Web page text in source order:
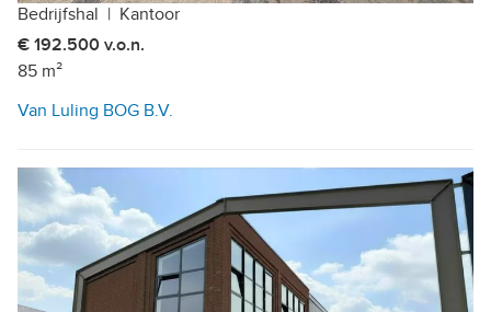
Bedrijfshal | Kantoor
€ 192.500 v.o.n.
85 m²
Van Luling BOG B.V.